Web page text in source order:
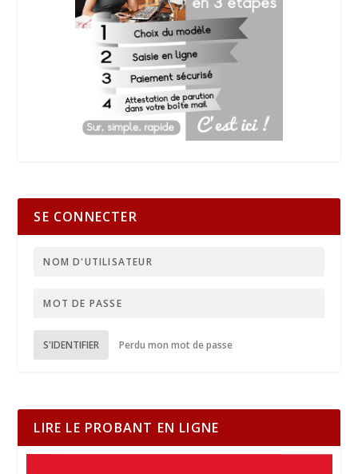
SE CONNECTER
S'IDENTIFIER Perdu mon mot de passe
LIRE LE PROBANT EN LIGNE